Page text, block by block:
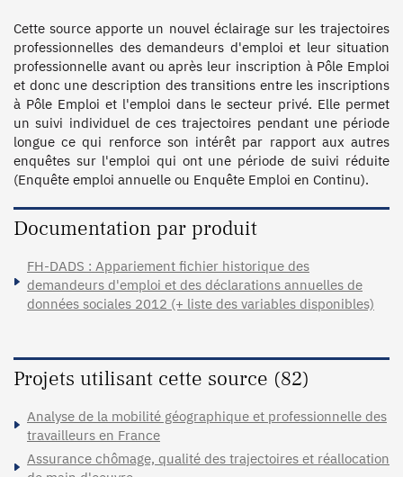
Cette source apporte un nouvel éclairage sur les trajectoires
professionnelles des demandeurs d'emploi et leur situation
professionnelle avant ou après leur inscription à Pôle Emploi
et donc une description des transitions entre les inscriptions
à Pôle Emploi et l'emploi dans le secteur privé. Elle permet
un suivi individuel de ces trajectoires pendant une période
longue ce qui renforce son intérêt par rapport aux autres
enquêtes sur l'emploi qui ont une période de suivi réduite
(Enquête emploi annuelle ou Enquête Emploi en Continu).
Documentation par produit
FH-DADS : Appariement fichier historique des
demandeurs d'emploi et des déclarations annuelles de
données sociales 2012 (+ liste des variables disponibles)
Projets utilisant cette source (82)
Analyse de la mobilité géographique et professionnelle des
travailleurs en France
Assurance chômage, qualité des trajectoires et réallocation